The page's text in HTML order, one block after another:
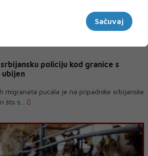
policiju kod granice s
ubijen
migranata pucala je na pripadnike srbijanske
što s...
Sačuvaj